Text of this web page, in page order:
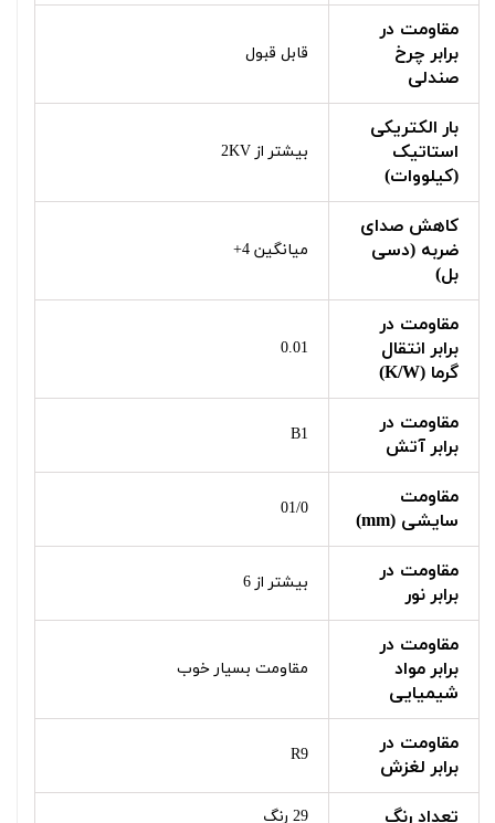
مقاومت در
برابر چرخ
صندلی
قابل قبول
بار الکتریکی
استاتیک
(کیلووات)
بیشتر از 2KV
کاهش صدای
ضربه (دسی
بل)
میانگین 4+
مقاومت در
برابر انتقال
گرما (K/W)
0.01
مقاومت در
برابر آتش
B1
مقاومت
سایشی (mm)
01/0
مقاومت در
برابر نور
بیشتر از 6
مقاومت در
برابر مواد
شیمیایی
مقاومت بسیار خوب
مقاومت در
برابر لغزش
R9
تعداد رنگ 29 رنگ